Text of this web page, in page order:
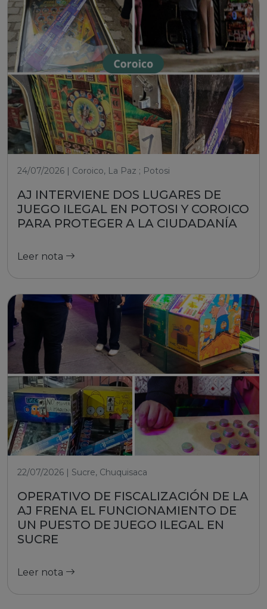
24/07/2026 | Coroico, La Paz ; Potosi
AJ INTERVIENE DOS LUGARES DE
JUEGO ILEGAL EN POTOSI Y COROICO
PARA PROTEGER A LA CIUDADANÍA
Leer nota
22/07/2026 | Sucre, Chuquisaca
OPERATIVO DE FISCALIZACIÓN DE LA
AJ FRENA EL FUNCIONAMIENTO DE
UN PUESTO DE JUEGO ILEGAL EN
SUCRE
Leer nota